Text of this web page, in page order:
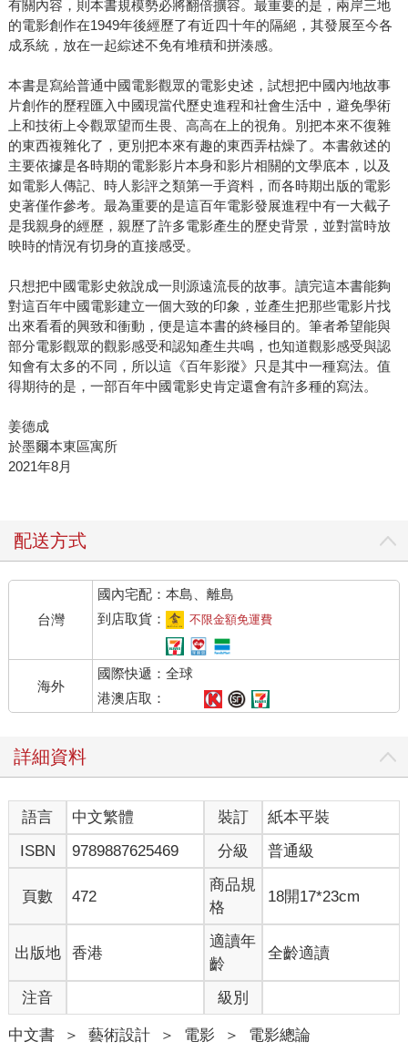
有關內容，則本書規模勢必將翻倍擴容。最重要的是，兩岸三地
的電影創作在1949年後經歷了有近四十年的隔絕，其發展至今各
成系統，放在一起綜述不免有堆積和拼湊感。
本書是寫給普通中國電影觀眾的電影史述，試想把中國內地故事
片創作的歷程匯入中國現當代歷史進程和社會生活中，避免學術
上和技術上令觀眾望而生畏、高高在上的視角。別把本來不復雜
的東西複雜化了，更別把本來有趣的東西弄枯燥了。本書敘述的
主要依據是各時期的電影影片本身和影片相關的文學底本，以及
如電影人傳記、時人影評之類第一手資料，而各時期出版的電影
史著僅作參考。最為重要的是這百年電影發展進程中有一大截子
是我親身的經歷，親歷了許多電影產生的歷史背景，並對當時放
映時的情況有切身的直接感受。
只想把中國電影史敘說成一則源遠流長的故事。讀完這本書能夠
對這百年中國電影建立一個大致的印象，並產生把那些電影片找
出來看看的興致和衝動，便是這本書的終極目的。筆者希望能與
部分電影觀眾的觀影感受和認知產生共鳴，也知道觀影感受與認
知會有太多的不同，所以這《百年影蹤》只是其中一種寫法。值
得期待的是，一部百年中國電影史肯定還會有許多種的寫法。
姜德成
於墨爾本東區寓所
2021年8月
配送方式
台灣
國內宅配：本島、離島
到店取貨：
不限金額免運費
海外
國際快遞：全球
港澳店取：
詳細資料
語言 中文繁體 裝訂
紙本平裝
ISBN
9789887625469 分級 普通級
頁數 472
商品規
格
18開17*23cm
出版地 香港
適讀年
齡
全齡適讀
注音 級別
中文書 ＞ 藝術設計 ＞ 電影 ＞ 電影總論